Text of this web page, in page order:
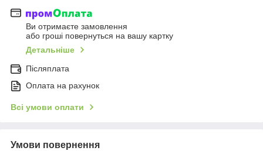
Ви отримаєте замовлення
або гроші повернуться на вашу картку
Детальніше
Післяплата
Оплата на рахунок
Всі умови оплати
Умови повернення